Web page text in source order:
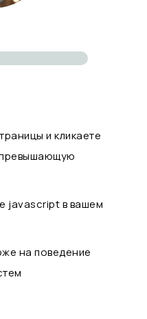
и кликаете
javascript в вашем
на поведение